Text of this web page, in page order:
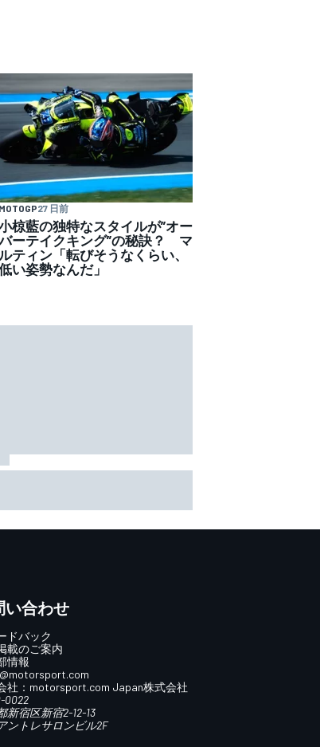
MOTOGP27 日前
椋藍の独特なスタイルが”オー
ーテイクキング”の秘訣？ マ
ルティン「転びそうなくらい、
い姿勢なんだ」
せた」とHRC開発陣
い合わせ
ドバック
載のご案内
情報
社： motorsport.com Japan株式会社
0022
新宿区新宿2-12-13
ントレサロンビル2F